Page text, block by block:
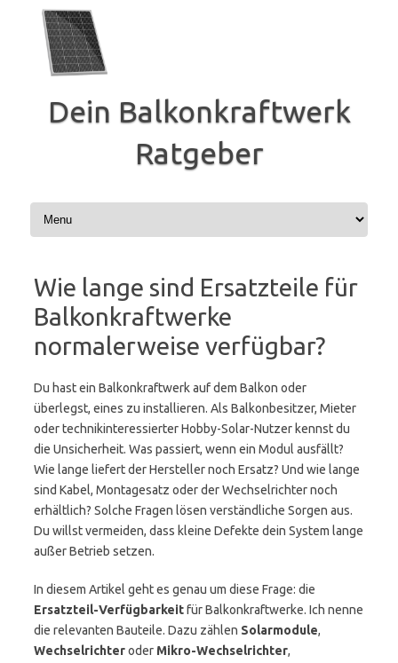
Inhalt
springen
Dein Balkonkraftwerk
Ratgeber
Wie lange sind Ersatzteile für
Balkonkraftwerke
normalerweise verfügbar?
Du hast ein Balkonkraftwerk auf dem Balkon oder
überlegst, eines zu installieren. Als Balkonbesitzer, Mieter
oder technikinteressierter Hobby-Solar-Nutzer kennst du
die Unsicherheit. Was passiert, wenn ein Modul ausfällt?
Wie lange liefert der Hersteller noch Ersatz? Und wie lange
sind Kabel, Montagesatz oder der Wechselrichter noch
erhältlich? Solche Fragen lösen verständliche Sorgen aus.
Du willst vermeiden, dass kleine Defekte dein System lange
außer Betrieb setzen.
In diesem Artikel geht es genau um diese Frage: die
Ersatzteil-Verfügbarkeitfür Balkonkraftwerke. Ich nenne
die relevanten Bauteile. Dazu zählen Solarmodule,
Wechselrichteroder Mikro-Wechselrichter,